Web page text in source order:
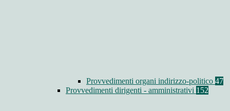
Provvedimenti organi indirizzo-politico 47
Provvedimenti dirigenti - amministrativi 152